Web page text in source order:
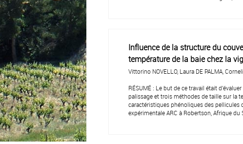
Influence de la structure du
température de la baie chez la
Vittorino NOVELLO, Laura DE PALMA,
RÉSUMÉ : Le but de ce travail était
palissage et trois méthodes de taille sur la
caractéristiques phénoliques des pellicules
expérimentale ARC à Robertson, Afrique du